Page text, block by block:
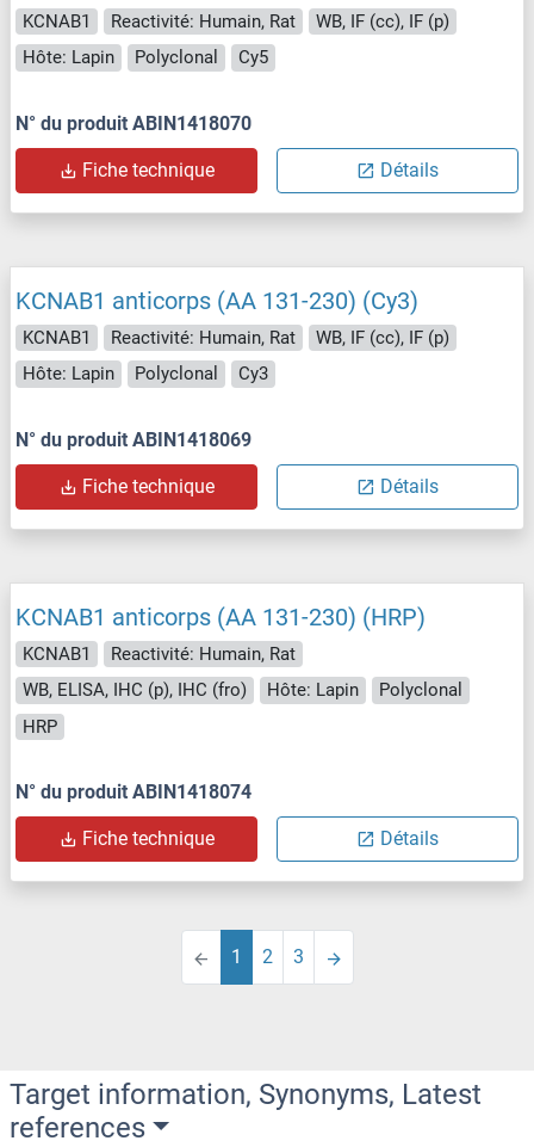
KCNAB1 Reactivité: Humain, Rat
WB, IF (cc), IF (p)
Hôte: Lapin
Polyclonal Cy5
N° du produit ABIN1418070
Fiche technique Détails
KCNAB1 anticorps (AA 131-230) (Cy3)
KCNAB1 Reactivité: Humain, Rat
WB, IF (cc), IF (p)
Hôte: Lapin
Polyclonal Cy3
N° du produit ABIN1418069
Fiche technique Détails
KCNAB1 anticorps (AA 131-230) (HRP)
KCNAB1
Reactivité: Humain, Rat
WB, ELISA, IHC (p), IHC (fro)
Hôte: Lapin
Polyclonal
HRP
N° du produit ABIN1418074
Fiche technique Détails
1 2 3
Target information, Synonyms, Latest
references